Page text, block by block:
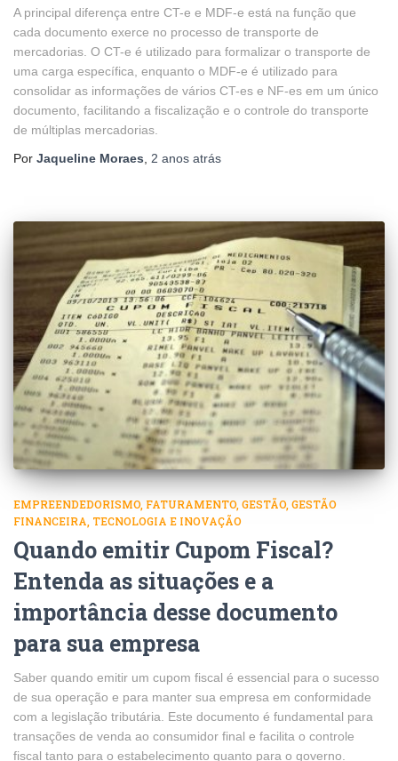
A principal diferença entre CT-e e MDF-e está na função que
cada documento exerce no processo de transporte de
mercadorias. O CT-e é utilizado para formalizar o transporte de
uma carga específica, enquanto o MDF-e é utilizado para
consolidar as informações de vários CT-es e NF-es em um único
documento, facilitando a fiscalização e o controle do transporte
de múltiplas mercadorias.
Por Jaqueline Moraes 2 anos atrás
EMPREENDEDORISMO FATURAMENTO GESTÃO GESTÃO
FINANCEIRA TECNOLOGIA E INOVAÇÃO
Quando emitir Cupom Fiscal?
Entenda as situações e a
importância desse documento
para sua empresa
Saber quando emitir um cupom fiscal é essencial para o sucesso
de sua operação e para manter sua empresa em conformidade
com a legislação tributária. Este documento é fundamental para
transações de venda ao consumidor final e facilita o controle
fiscal tanto para o estabelecimento quanto para o governo.